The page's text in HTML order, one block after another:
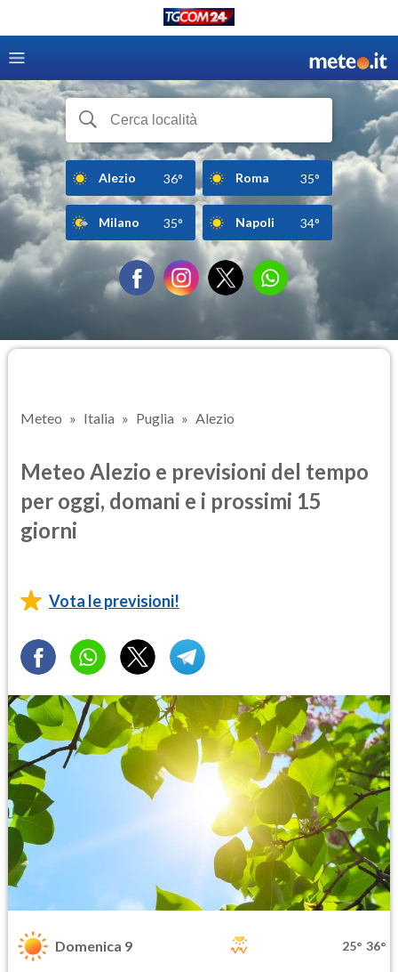
Alezio 36° Roma 35°
Milano 35° Napoli 34°
Meteo Italia Puglia Alezio
Meteo Alezio e previsioni del tempo
per oggi, domani e i prossimi 15
giorni
Vota le previsioni!
Domenica 9 25° 36°